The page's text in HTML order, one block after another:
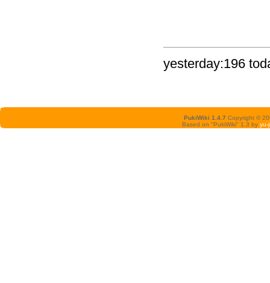
yesterday:196
PukiWiki 1.4.7 Copyright ©
Based on "PukiWiki" 1.3 by yu-ji